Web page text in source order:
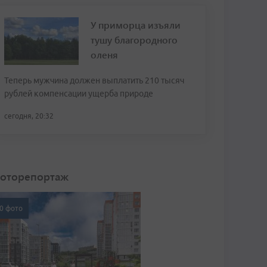
У приморца изъяли
тушу благородного
оленя
Теперь мужчина должен выплатить 210 тысяч
рублей компенсации ущерба природе
сегодня, 20:32
фото